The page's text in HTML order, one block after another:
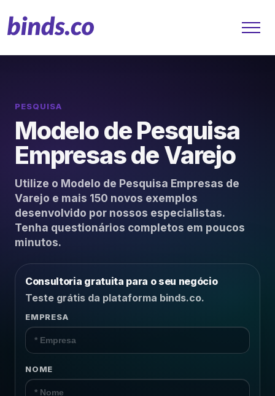
Soluções
Atendimento ao Cliente
Financeiro
Varejo
Saúde
Recursos Humanos
Relacionamento B2B
Plataforma
Pesquisas
PESQUISA
Modelo de Pesquisa
Empresas de Varejo
Utilize o Modelo de Pesquisa Empresas de
Varejo e mais 150 novos exemplos
desenvolvido por nossos especialistas.
Tenha questionários completos em poucos
minutos.
Consultoria gratuita para o seu negócio
Teste grátis da plataforma binds.co.
EMPRESA
NOME